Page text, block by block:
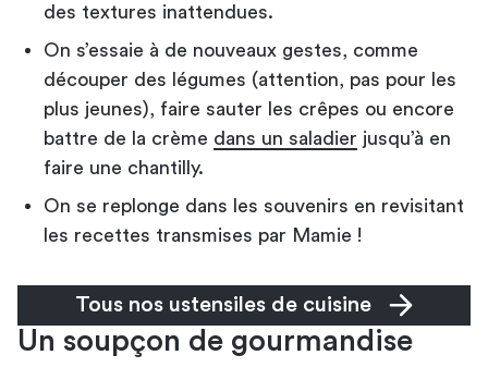
des textures inattendues.
On s’essaie à de nouveaux gestes, comme
découper des légumes (attention, pas pour les
plus jeunes), faire sauter les crêpes ou encore
battre de la crème dans un saladier jusqu’à en
faire une chantilly.
On se replonge dans les souvenirs en revisitant
les recettes transmises par Mamie !
Tous nos ustensiles de cuisine
Un soupçon de gourmandise